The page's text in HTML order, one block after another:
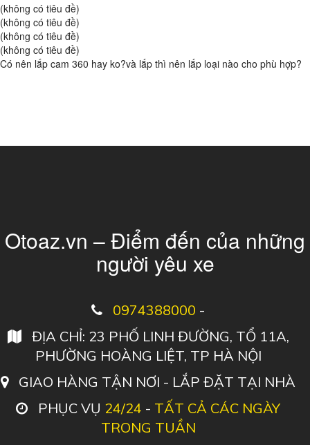
(không có tiêu đề)
(không có tiêu đề)
(không có tiêu đề)
(không có tiêu đề)
Có nên lắp cam 360 hay ko?và lắp thì nên lắp loại nào cho phù hợp?
Otoaz.vn – Điểm đến của những
người yêu xe
0974388000 -
ĐỊA CHỈ: 23 PHỐ LINH ĐƯỜNG, TỔ 11A,
PHƯỜNG HOÀNG LIỆT, TP HÀ NỘI
GIAO HÀNG TẬN NƠI - LẮP ĐẶT TẠI NHÀ
PHỤC VỤ 24/24 - TẤT CẢ CÁC NGÀY
TRONG TUẦN